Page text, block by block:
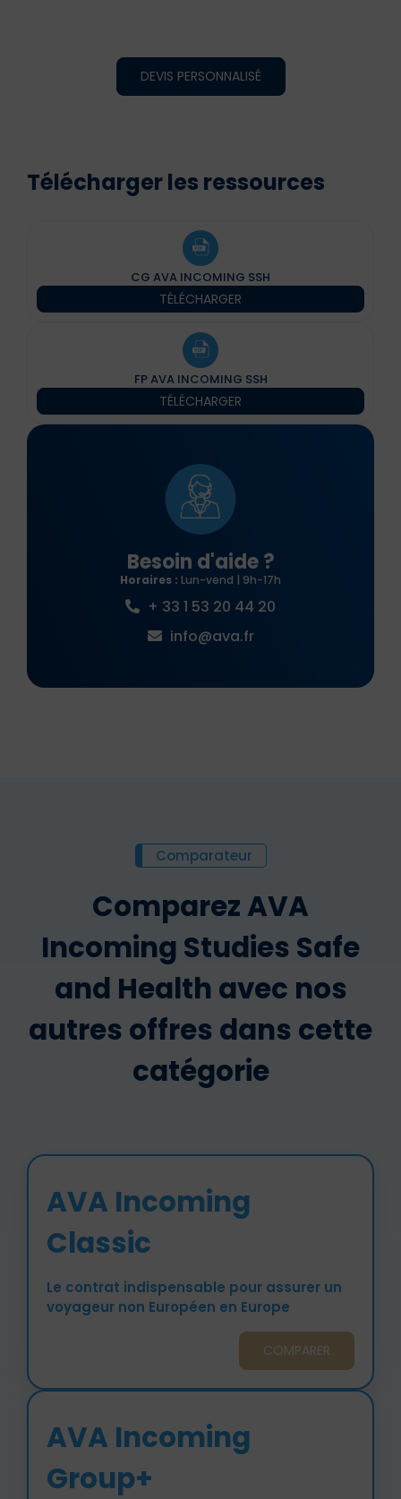
DEVIS PERSONNALISÉ
Télécharger les ressources
CG AVA INCOMING SSH
TÉLÉCHARGER
FP AVA INCOMING SSH
TÉLÉCHARGER
Besoin d'aide ?
Horaires : Lun-vend | 9h-17h
+ 33 1 53 20 44 20
info@ava.fr
Comparateur
Comparez AVA
Incoming Studies Safe
and Health avec nos
autres offres dans cette
catégorie
AVA Incoming
Classic
Le contrat indispensable pour assurer un
voyageur non Européen en Europe
COMPARER
AVA Incoming
Group+